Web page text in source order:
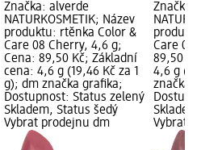
Značka: alverde
NATURKOSMETIK; Název
produktu: rtěnka Color &
Care 08 Cherry, 4,6 g;
Cena: 89,50 Kč; Základní
cena: 4,6 g (19,46 Kč za 1
g); dm značka grafika;
Dostupnost: Status zelený
Skladem, Status šedý
Vybrat prodejnu dm
Značka:
Care 04
89,50
4,6 g
značka
Vybrat